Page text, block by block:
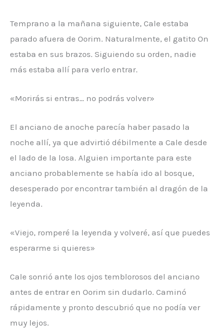
Temprano a la mañana siguiente, Cale estaba
parado afuera de Oorim. Naturalmente, el gatito On
estaba en sus brazos. Siguiendo su orden, nadie
más estaba allí para verlo entrar.
«Morirás si entras… no podrás volver»
El anciano de anoche parecía haber pasado la
noche allí, ya que advirtió débilmente a Cale desde
el lado de la losa. Alguien importante para este
anciano probablemente se había ido al bosque,
desesperado por encontrar también al dragón de la
leyenda.
«Viejo, romperé la leyenda y volveré, así que puedes
esperarme si quieres»
Cale sonrió ante los ojos temblorosos del anciano
antes de entrar en Oorim sin dudarlo. Caminó
rápidamente y pronto descubrió que no podía ver
muy lejos.